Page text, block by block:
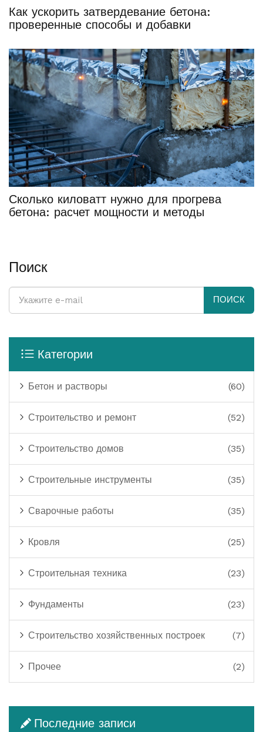
Как ускорить затвердевание бетона:
проверенные способы и добавки
Сколько киловатт нужно для прогрева
бетона: расчет мощности и методы
Поиск
ПОИСК
Категории
Бетон и растворы (60)
Строительство и ремонт (52)
Строительство домов (35)
Строительные инструменты (35)
Сварочные работы (35)
Кровля (25)
Строительная техника (23)
Фундаменты (23)
Строительство хозяйственных построек (7)
Прочее (2)
Последние записи